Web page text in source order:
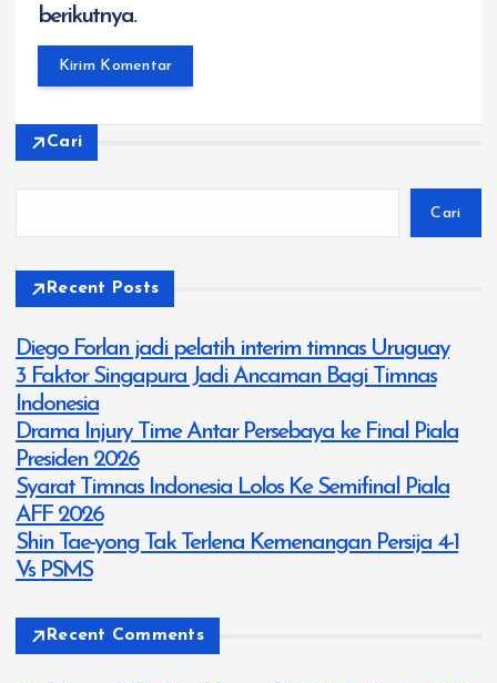
berikutnya.
Cari
Cari
Recent Posts
Diego Forlan jadi pelatih interim timnas Uruguay
3 Faktor Singapura Jadi Ancaman Bagi Timnas
Indonesia
Drama Injury Time Antar Persebaya ke Final Piala
Presiden 2026
Syarat Timnas Indonesia Lolos Ke Semifinal Piala
AFF 2026
Shin Tae-yong Tak Terlena Kemenangan Persija 4-1
Vs PSMS
Recent Comments